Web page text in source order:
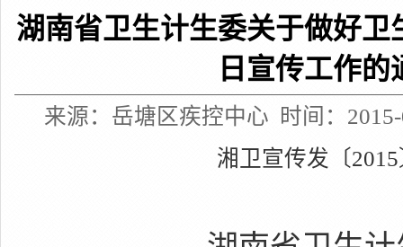
湖南省卫生计生委关于做好卫
日宣传工作的
来源：岳塘区疾控中心 时间：
湘卫宣传发〔2015